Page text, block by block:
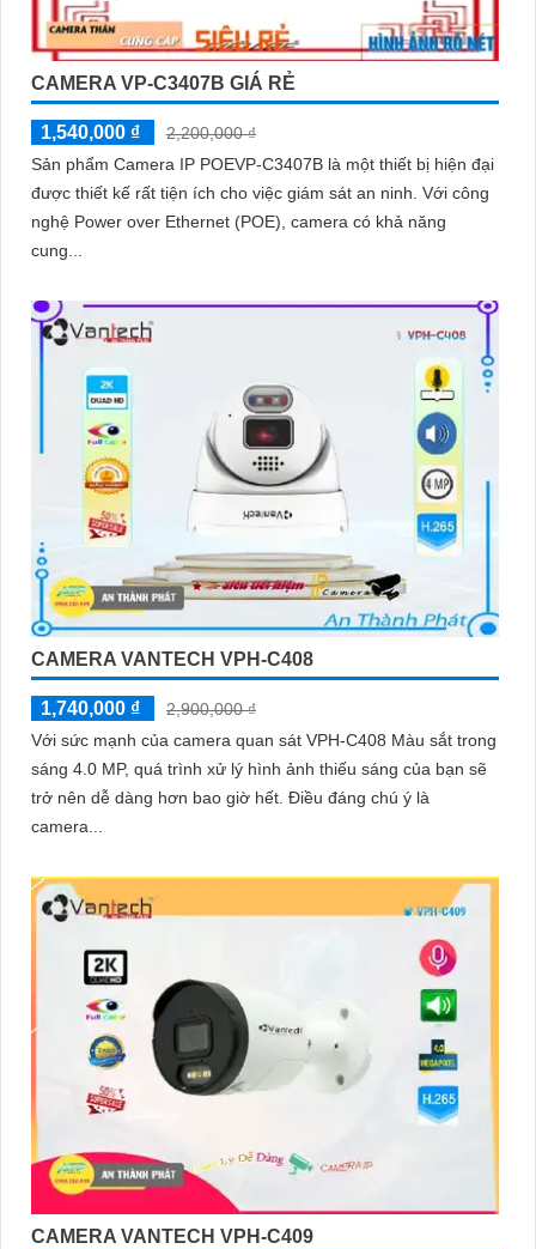
CAMERA VP-C3407B GIÁ RẺ
1,540,000 ₫
2,200,000 ₫
Sản phẩm Camera IP POEVP-C3407B là một thiết bị hiện đại
được thiết kế rất tiện ích cho việc giám sát an ninh. Với công
nghệ Power over Ethernet (POE), camera có khả năng
cung...
CAMERA VANTECH VPH-C408
1,740,000 ₫
2,900,000 ₫
Với sức mạnh của camera quan sát VPH-C408 Màu sắt trong
sáng 4.0 MP, quá trình xử lý hình ảnh thiếu sáng của bạn sẽ
trở nên dễ dàng hơn bao giờ hết. Điều đáng chú ý là
camera...
CAMERA VANTECH VPH-C409